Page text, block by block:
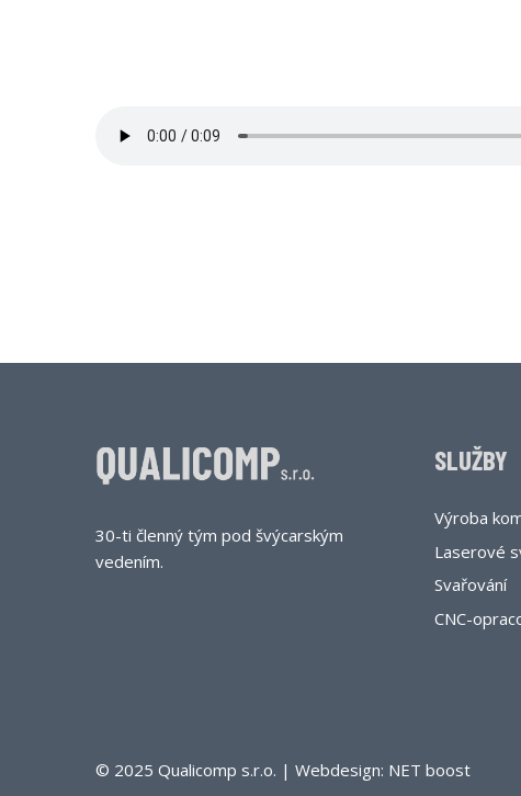
30-ti členný tým pod švýcarským
vedením.
SLUŽBY
Výroba
Laserové
Svařování
CNC-
© 2025 Qualicomp s.r.o. |Webdesign: NET boost